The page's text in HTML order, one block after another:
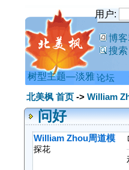
用户:
博
搜索
树型主题—淡雅
北美枫 首页 -> William
问好
William Zhou周道模
探花
论坛